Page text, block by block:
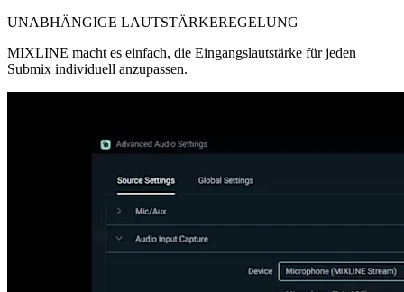
UNABHÄNGIGE LAUTSTÄRKEREGELUNG
MIXLINE macht es einfach, die Eingangslautstärke für jeden
Submix individuell anzupassen.